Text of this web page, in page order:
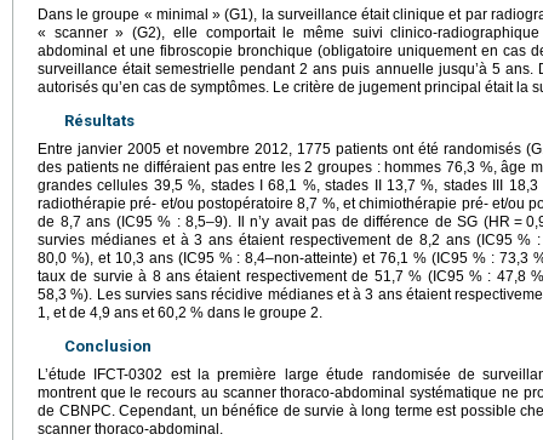
Dans le groupe « minimal » (G1), la surveillance était clinique et par
« scanner » (G2), elle comportait le même suivi clinico-
abdominal et une fibroscopie bronchique (obligatoire uniquement en cas
surveillance était semestrielle pendant 2 ans puis annuelle jusqu’à 5 ans.
autorisés qu’en cas de symptômes. Le critère de jugement principal était la
Résultats
Entre janvier 2005 et novembre 2012, 1775 patients ont été randomisés
des patients ne différaient pas entre les 2 groupes : hommes 76,3 %, âge
grandes cellules 39,5 %, stades I 68,1 %, stades II 13,7 %, stades III
radiothérapie pré- et/ou postopératoire 8,7 %, et chimiothérapie pré- et/ou
de 8,7 ans (IC95 % : 8,5–9). Il n’y avait pas de différence de SG (HR =
survies médianes et à 3 ans étaient respectivement de 8,2 ans (IC95
80,0 %), et 10,3 ans (IC95 % : 8,4–non-atteinte) et 76,1 % (IC95 % : 73,3
taux de survie à 8 ans étaient respectivement de 51,7 % (IC95 % : 47,8
58,3 %). Les survies sans récidive médianes et à 3 ans étaient
1, et de 4,9 ans et 60,2 % dans le groupe 2.
Conclusion
L’étude IFCT-0302 est la première large étude randomisée de
montrent que le recours au scanner thoraco-abdominal systématique ne
de CBNPC. Cependant, un bénéfice de survie à long terme est possible
scanner thoraco-abdominal.